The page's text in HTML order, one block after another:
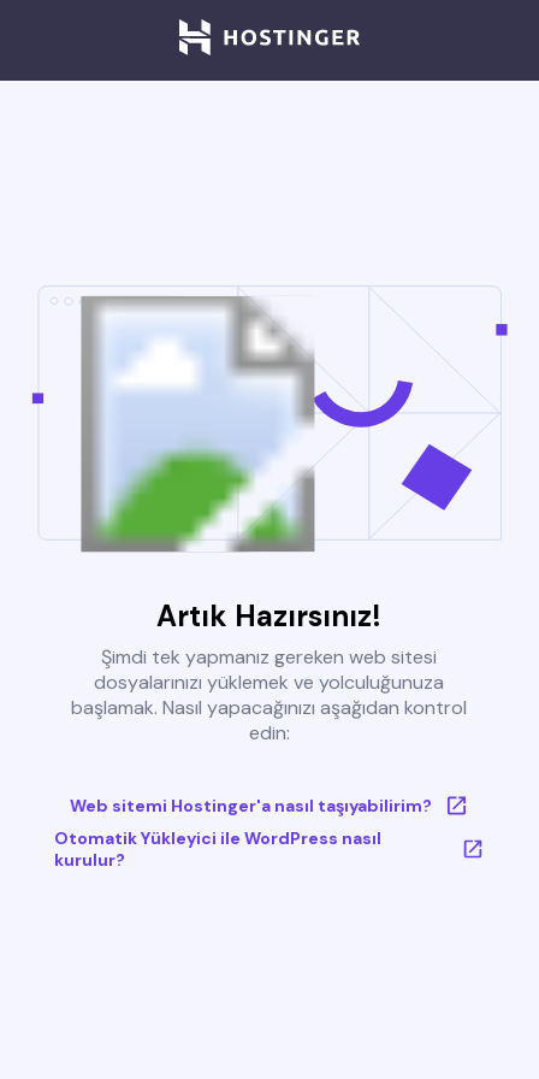
Artık Hazırsınız!
Şimdi tek yapmanız gereken web sitesi
dosyalarınızı yüklemek ve yolculuğunuza
başlamak. Nasıl yapacağınızı aşağıdan kontrol
edin:
Web sitemi Hostinger'a nasıl taşıyabilirim?
Otomatik Yükleyici ile WordPress nasıl
kurulur?